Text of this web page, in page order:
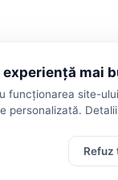
mai
funcționarea site-
personalizată.
Refuz